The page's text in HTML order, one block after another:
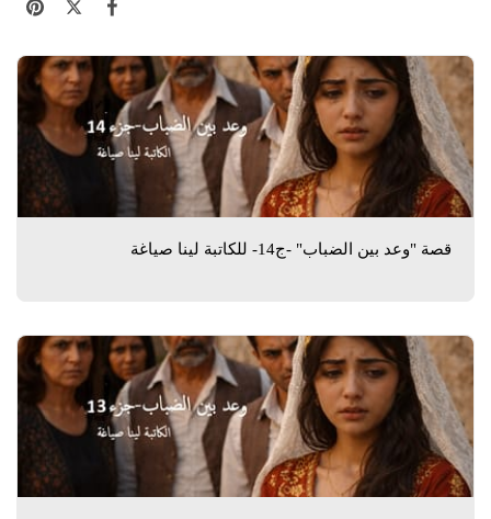
قصة "وعد بين الضباب" -ج14- للكاتبة لينا صياغة